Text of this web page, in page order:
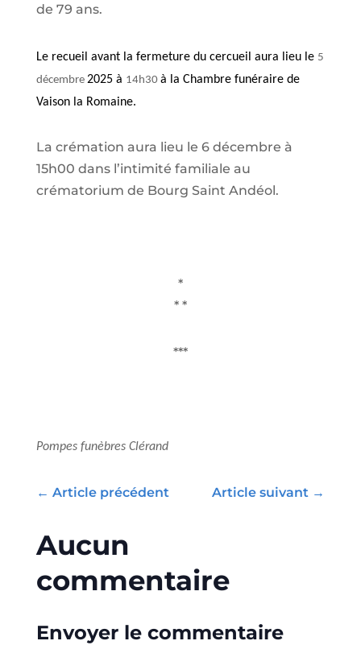
de 79 ans.
Le recueil avant la fermeture du cercueil aura lieu le 5
décembre 2025 à 14h30 à la Chambre funéraire de
Vaison la Romaine.
La crémation aura lieu le 6 décembre à
15h00 dans l’intimité familiale au
crématorium de Bourg Saint Andéol.
*
* *
***
Pompes funèbres Clérand
← Article précédent Article suivant →
Aucun
commentaire
Envoyer le commentaire